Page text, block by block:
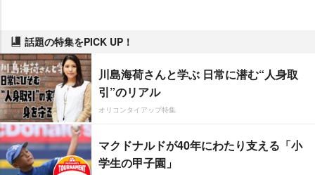
話題の特集をPICK UP！
川島海荷さんと学ぶ 日常に潜む“人身取
引”のリアル
オリコンタイアップ特集
マクドナルドが40年にわたり支える「小
学生の甲子園」